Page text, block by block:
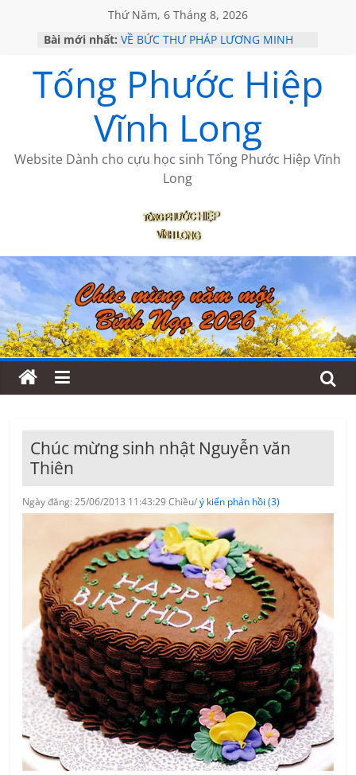
Thứ Năm, 6 Tháng 8, 2026
Bài mới nhất: VỀ BỨC THƯ PHÁP LƯƠNG MINH
HỌC SỬ HỒI XƯA
MỘT ĐỜI ĐI QUA NHỮNG TRANG
SÁCH
BẤT CHỢT CỦA CHÂU LỆ DUNG
CÀ PHÊ NGẮM NÚI
Tống Phước Hiệp
Vĩnh Long
Website Dành cho cựu học sinh Tống Phước Hiệp Vĩnh
Long
Chúc mừng sinh nhật Nguyễn văn
Thiên
Ngày đăng: 25/06/2013 11:43:29 Chiều/ý kiến phản hồi (3)